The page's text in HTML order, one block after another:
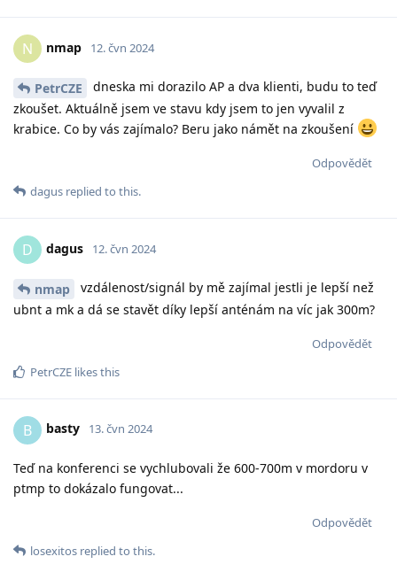
N nmap 12. čvn 2024
PetrCZE
dneska mi dorazilo AP a dva klienti, budu to teď
zkoušet. Aktuálně jsem ve stavu kdy jsem to jen vyvalil z
krabice. Co by vás zajímalo? Beru jako námět na zkoušení
Odpovědět
dagus replied to this.
D dagus 12. čvn 2024
nmap
vzdálenost/signál by mě zajímal jestli je lepší než
ubnt a mk a dá se stavět díky lepší anténám na víc jak 300m?
Odpovědět
PetrCZE likes this
B basty 13. čvn 2024
Teď na konferenci se vychlubovali že 600-700m v mordoru v
ptmp to dokázalo fungovat...
Odpovědět
losexitos replied to this.